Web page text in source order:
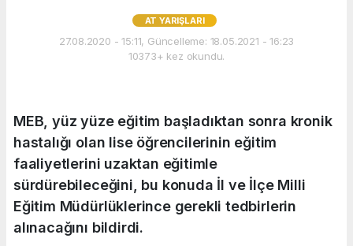
AT YARIŞLARI
27.08.2020 - 15:11, Güncelleme: 18.05.2021 - 16:23
10373+ kez okundu.
MEB, yüz yüze eğitim başladıktan sonra kronik
hastalığı olan lise öğrencilerinin eğitim
faaliyetlerini uzaktan eğitimle
sürdürebileceğini, bu konuda İl ve İlçe Milli
Eğitim Müdürlüklerince gerekli tedbirlerin
alınacağını bildirdi.